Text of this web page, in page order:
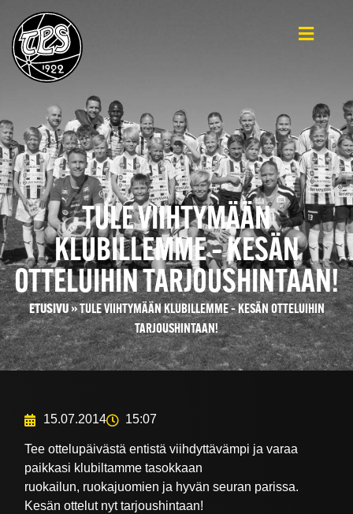
TULE VIIHTYMÄÄN
KLUBILLEMME – KESÄN
OTTELUIHIN TARJOUSHINTAAN!
ETUSIVU»TULE VIIHTYMÄÄN KLUBILLEMME – KESÄN OTTELUIHIN
TARJOUSHINTAAN!
15.07.2014 15:07
Tee ottelupäivästä entistä viihdyttävämpi ja varaa
paikkasi klubiltamme tasokkaan
ruokailun, ruokajuomien ja hyvän seuran parissa.
Kesän ottelut nyt tarjoushintaan!